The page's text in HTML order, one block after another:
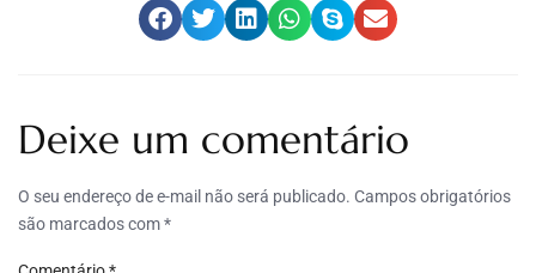
Deixe um comentário
O seu endereço de e-mail não será publicado. Campos obrigatórios
são marcados com*